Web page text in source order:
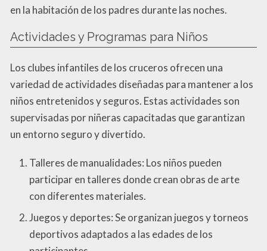
en la habitación de los padres durante las noches.
Actividades y Programas para Niños
Los clubes infantiles de los cruceros ofrecen una
variedad de actividades diseñadas para mantener a los
niños entretenidos y seguros. Estas actividades son
supervisadas por niñeras capacitadas que garantizan
un entorno seguro y divertido.
Talleres de manualidades: Los niños pueden
participar en talleres donde crean obras de arte
con diferentes materiales.
Juegos y deportes: Se organizan juegos y torneos
deportivos adaptados a las edades de los